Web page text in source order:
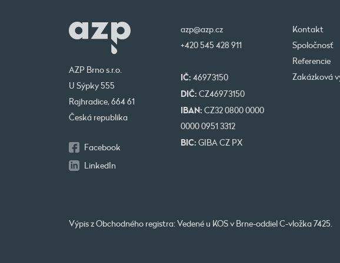
AZP Brno s.r.o.
U Sýpky 555
Rajhradice, 664 61
Česká republika
Facebook
LinkedIn
azp@azp.cz
+420 545 428 911
IČ: 46973150
DIČ: CZ46973150
IBAN: CZ32 0800 0000
0000 0951 3312
BIC: GIBA CZ PX
Kontakt
Spoločnosť
Referencie
Zakázková
Výpis z Obchodného registra: Vedené u KOS v Brne-oddiel C-vložka 7425.